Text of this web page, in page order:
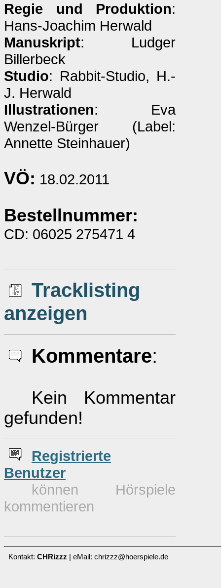
Regie und Produktion:
Hans-Joachim Herwald
Manuskript: Ludger
Billerbeck
Studio: Rabbit-Studio, H.-
J. Herwald
Illustrationen: Eva
Wenzel-Bürger (Label:
Annette Steinhauer)
VÖ: 18.02.2011
Bestellnummer:
CD: 06025 275471 4
Tracklisting
anzeigen
Kommentare:
Kein Kommentar
gefunden!
Registrierte
Benutzer
können Hörspiele
kommentieren
Kontakt: CHRizzz | eMail: chrizzz@hoerspiele.de